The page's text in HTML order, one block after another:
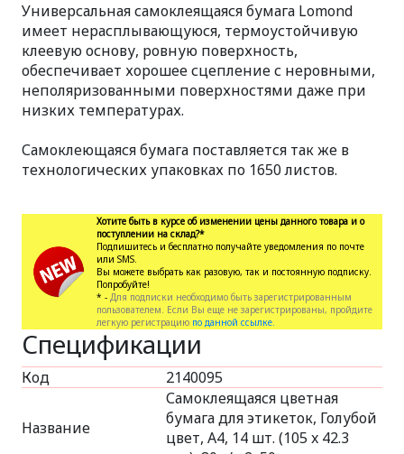
Универсальная самоклеящаяся бумага Lomond
имеет нерасплывающуюся, термоустойчивую
клеевую основу, ровную поверхность,
обеспечивает хорошее сцепление с неровными,
неполяризованными поверхностями даже при
низких температурах.
Самоклеющаяся бумага поставляется так же в
технологических упаковках по 1650 листов.
Хотите быть в курсе об изменении цены данного товара и о
поступлении на склад?*
Подпишитесь и бесплатно получайте уведомления по почте
или SMS.
Вы можете выбрать как разовую, так и постоянную подписку.
Попробуйте!
* - Для подписки необходимо быть зарегистрированным
пользователем. Если Вы еще не зарегистрированы, пройдите
легкую регистрацию по данной ссылке.
Спецификации
Код 2140095
Название
Самоклеящаяся цветная
бумага для этикеток, Голубой
цвет, A4, 14 шт. (105 x 42.3